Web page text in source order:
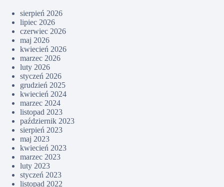
sierpień 2026
lipiec 2026
czerwiec 2026
maj 2026
kwiecień 2026
marzec 2026
luty 2026
styczeń 2026
grudzień 2025
kwiecień 2024
marzec 2024
listopad 2023
październik 2023
sierpień 2023
maj 2023
kwiecień 2023
marzec 2023
luty 2023
styczeń 2023
listopad 2022